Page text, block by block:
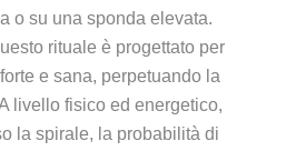
o su una sponda elevata.
rituale è progettato per
e sana, perpetuando la
livello fisico ed energetico,
la spirale, la probabilità di